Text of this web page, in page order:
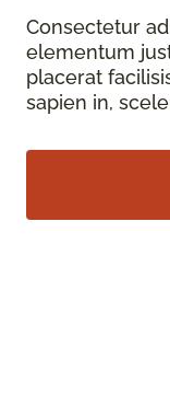
Consectetur
elementum
placerat
sapien in,